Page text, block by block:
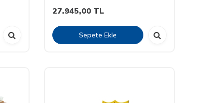
27.945,00TL
Sepete Ekle